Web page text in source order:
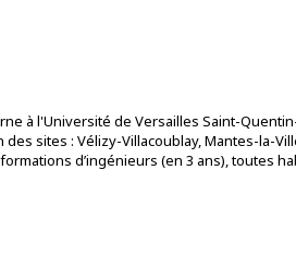
à l'Université de Versailles Saint-
sites : Vélizy-Villacoublay, Mantes-la-
d’ingénieurs (en 3 ans), toutes